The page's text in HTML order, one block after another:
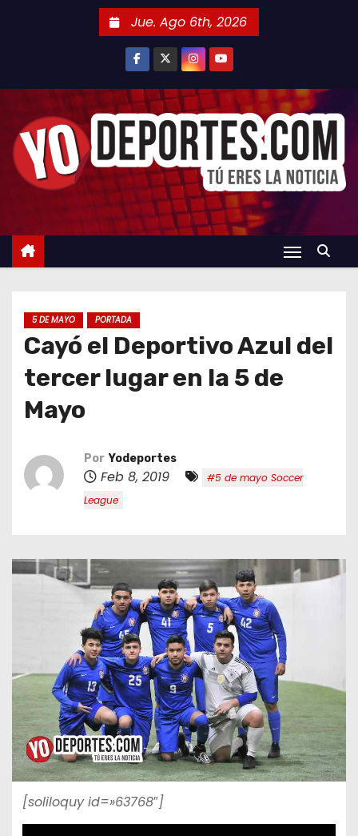
n
Jue. Ago 6th, 2026
5 DE MAYO PORTADA
Cayó el Deportivo Azul del
tercer lugar en la 5 de
Mayo
Por Yodeportes
Feb 8, 2019
#5 de mayo Soccer
League
[soliloquy id=»63768″]